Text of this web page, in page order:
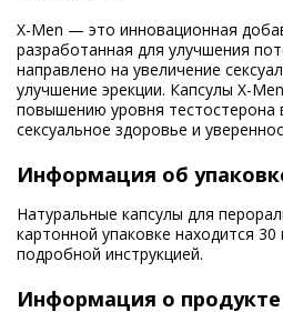
X-Men — это инновационная
разработанная для улучшения
направлено на увеличение
улучшение эрекции. Капсулы X-
повышению уровня тестостерона
сексуальное здоровье и
Информация об
Натуральные капсулы для
картонной упаковке находится 30
подробной инструкцией.
Информация о продукте